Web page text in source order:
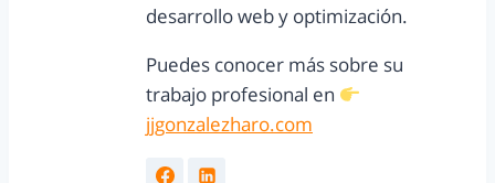
desarrollo web y optimización.
Puedes conocer más sobre su
trabajo profesional en
jjgonzalezharo.com